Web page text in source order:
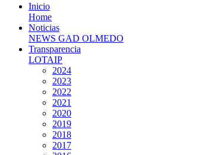
Inicio
Home
Noticias
NEWS GAD OLMEDO
Transparencia
LOTAIP
2024
2023
2022
2021
2020
2019
2018
2017